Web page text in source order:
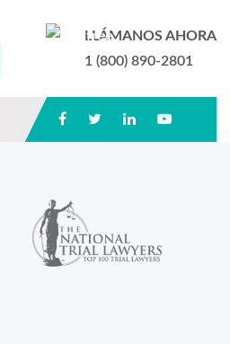
LLÁMANOS AHORA
1 (800) 890-2801